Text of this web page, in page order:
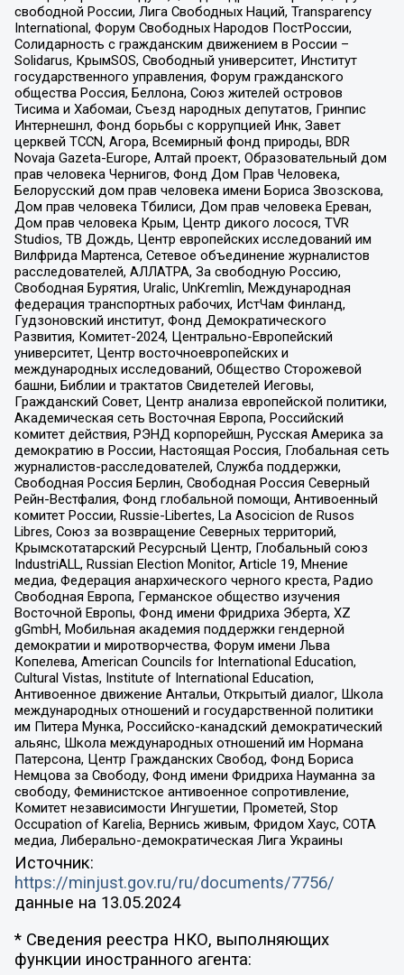
свободной России, Лига Свободных Наций, Transparеncy
International, Форум Свободных Народов ПостРоссии,
Солидарность с гражданским движением в России –
Solidarus, КрымSOS, Свободный университет, Институт
государственного управления, Форум гражданского
общества Россия, Беллона, Союз жителей островов
Тисима и Хабомаи, Съезд народных депутатов, Гринпис
Интернешнл, Фонд борьбы с коррупцией Инк, Завет
церквей TCCN, Агора, Всемирный фонд природы, BDR
Novaja Gazeta-Europe, Алтай проект, Образовательный дом
прав человека Чернигов, Фонд Дом Прав Человека,
Белорусский дом прав человека имени Бориса Звозскова,
Дом прав человека Тбилиси, Дом прав человека Ереван,
Дом прав человека Крым, Центр дикого лосося, TVR
Studios, ТВ Дождь, Центр европейских исследований им
Вилфрида Мартенса, Сетевое объединение журналистов
расследователей, АЛЛАТРА, За свободную Россию,
Свободная Бурятия, Uralic, UnKremlin, Международная
федерация транспортных рабочих, ИстЧам Финланд,
Гудзоновский институт, Фонд Демократического
Развития, Комитет-2024, Центрально-Европейский
университет, Центр восточноевропейских и
международных исследований, Общество Сторожевой
башни, Библии и трактатов Свидетелей Иеговы,
Гражданский Совет, Центр анализа европейской политики,
Академическая сеть Восточная Европа, Российский
комитет действия, РЭНД корпорейшн, Русская Америка за
демократию в России, Настоящая Россия, Глобальная сеть
журналистов-расследователей, Служба поддержки,
Свободная Россия Берлин, Свободная Россия Северный
Рейн-Вестфалия, Фонд глобальной помощи, Антивоенный
комитет России, Russie-Libertes, La Asocicion de Rusos
Libres, Союз за возвращение Северных территорий,
Крымскотатарский Ресурсный Центр, Глобальный союз
IndustriALL, Russian Election Monitor, Article 19, Мнение
медиа, Федерация анархического черного креста, Радио
Свободная Европа, Германское общество изучения
Восточной Европы, Фонд имени Фридриха Эберта, XZ
gGmbH, Мобильная академия поддержки гендерной
демократии и миротворчества, Форум имени Льва
Копелева, American Councils for International Education,
Cultural Vistas, Institute of International Education,
Антивоенное движение Антальи, Открытый диалог, Школа
международных отношений и государственной политики
им Питера Мунка, Российско-канадский демократический
альянс, Школа международных отношений им Нормана
Патерсона, Центр Гражданских Свобод, Фонд Бориса
Немцова за Свободу, Фонд имени Фридриха Науманна за
свободу, Феминистское антивоенное сопротивление,
Комитет независимости Ингушетии, Прометей, Stop
Occupation of Karelia, Вернись живым, Фридом Хаус, СОТА
медиа, Либерально-демократическая Лига Украины
Источник:
https://minjust.gov.ru/ru/documents/7756/
данные на 13.05.2024
* Сведения реестра НКО, выполняющих
функции иностранного агента: